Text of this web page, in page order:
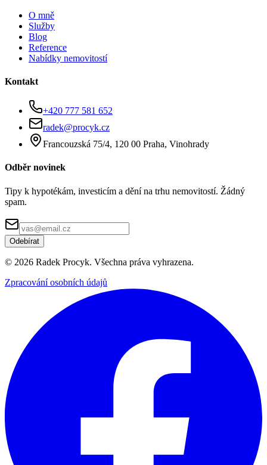
O mně
Služby
Blog
Reference
Nabídky nemovitostí
Kontakt
+420 777 581 652
radek@procyk.cz
Francouzská 75/4, 120 00 Praha, Vinohrady
Odběr novinek
Tipy k hypotékám, investicím a dění na trhu nemovitostí. Žádný
spam.
Odebírat
© 2026 Radek Procyk. Všechna práva vyhrazena.
Zpracování osobních údajů